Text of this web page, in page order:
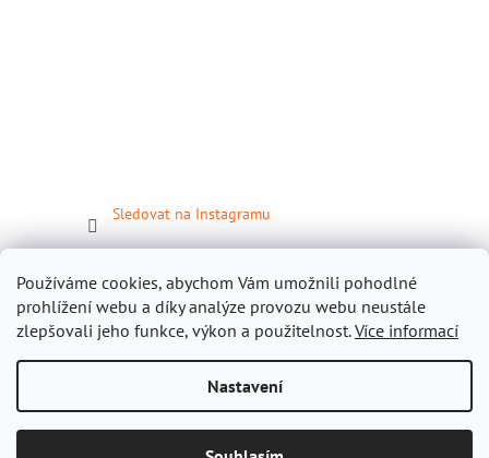
Používáme cookies, abychom Vám umožnili pohodlné
prohlížení webu a díky analýze provozu webu neustále
zlepšovali jeho funkce, výkon a použitelnost.Více informací
Nastavení
Sledovat na Instagramu
Facebook
Vytvořil Shoptet